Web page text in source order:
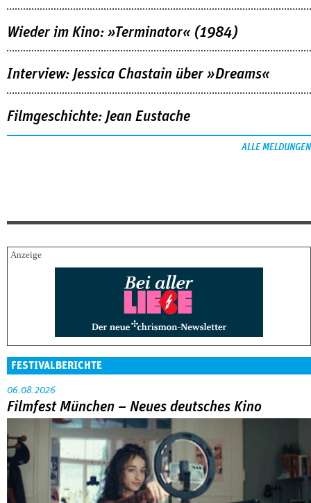
Wieder im Kino: »Terminator« (1984)
Interview: Jessica Chastain über »Dreams«
Filmgeschichte: Jean Eustache
ALLE MELDUNGEN
FESTIVALBERICHTE
06.08.2026
Filmfest München – Neues deutsches Kino